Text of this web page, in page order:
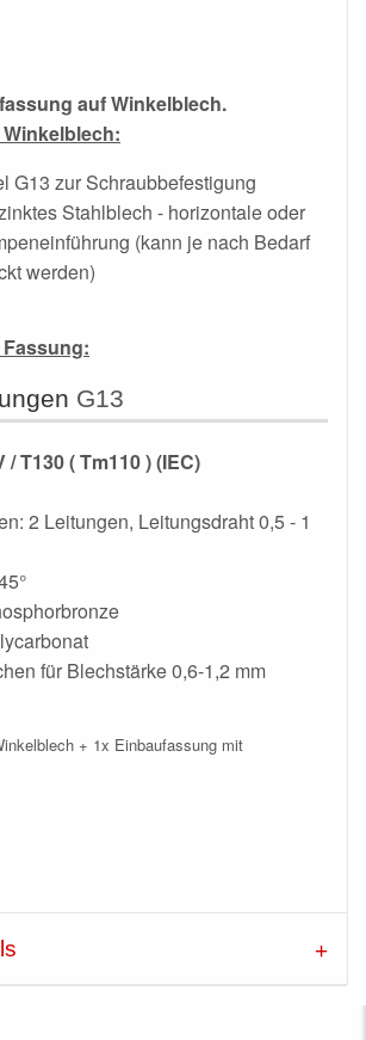
auf Winkelblech.
G13 zur Schraubbefestigung
Stahlblech - horizontale oder
(kann je nach Bedarf
werden)
G13
/ T130 ( Tm110 ) (IEC)
2 Leitungen, Leitungsdraht 0,5 - 1
für Blechstärke 0,6-1,2 mm
+ 1x Einbaufassung mit